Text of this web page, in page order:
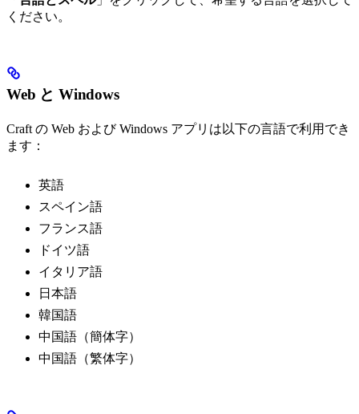
ください。
Web と Windows
Craft の Web および Windows アプリは以下の言語で利用でき
ます：
英語
スペイン語
フランス語
ドイツ語
イタリア語
日本語
韓国語
中国語（簡体字）
中国語（繁体字）